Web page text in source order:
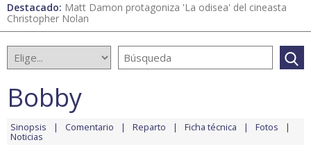
Destacado: Matt Damon protagoniza 'La odisea' del cineasta
Christopher Nolan
Bobby
Sinopsis Comentario Reparto Ficha técnica Fotos
Noticias